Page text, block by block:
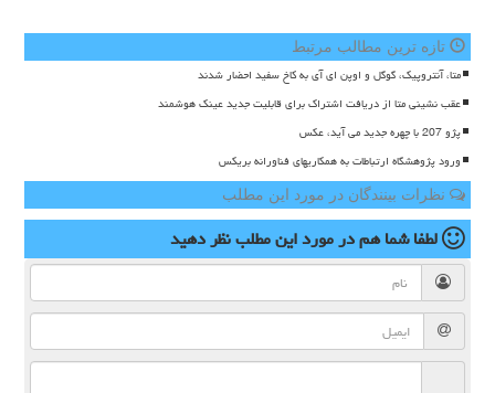
تازه ترین مطالب مرتبط
متا، آنتروپیک، گوگل و اوپن ای آی به کاخ سفید احضار شدند
عقب نشینی متا از دریافت اشتراک برای قابلیت جدید عینک هوشمند
پژو 207 با چهره جدید می آید، عکس
ورود پژوهشگاه ارتباطات به همکاریهای فناورانه بریکس
نظرات بینندگان در مورد این مطلب
لطفا شما همدر مورد این مطلبنظر دهید